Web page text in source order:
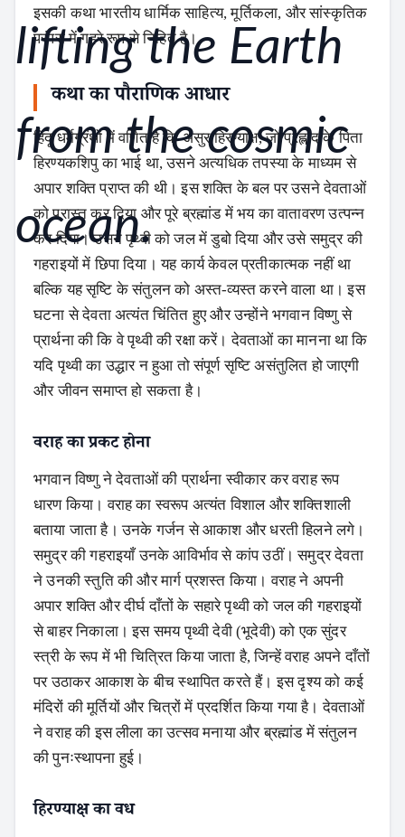
इसकी कथा भारतीय धार्मिक साहित्य, मूर्तिकला, और सांस्कृतिक
परंपरा में गहरे रूप से निहित है।
कथा का पौराणिक आधार
हिंदू धर्मग्रंथों में वर्णित है कि असुर हिरण्याक्ष, जो प्रह्लाद के पिता
हिरण्यकशिपु का भाई था, उसने अत्यधिक तपस्या के माध्यम से
अपार शक्ति प्राप्त की थी। इस शक्ति के बल पर उसने देवताओं
को परास्त कर दिया और पूरे ब्रह्मांड में भय का वातावरण उत्पन्न
कर दिया। उसने पृथ्वी को जल में डुबो दिया और उसे समुद्र की
गहराइयों में छिपा दिया। यह कार्य केवल प्रतीकात्मक नहीं था
बल्कि यह सृष्टि के संतुलन को अस्त-व्यस्त करने वाला था। इस
घटना से देवता अत्यंत चिंतित हुए और उन्होंने भगवान विष्णु से
प्रार्थना की कि वे पृथ्वी की रक्षा करें। देवताओं का मानना था कि
यदि पृथ्वी का उद्धार न हुआ तो संपूर्ण सृष्टि असंतुलित हो जाएगी
और जीवन समाप्त हो सकता है।
वराह का प्रकट होना
भगवान विष्णु ने देवताओं की प्रार्थना स्वीकार कर वराह रूप
धारण किया। वराह का स्वरूप अत्यंत विशाल और शक्तिशाली
बताया जाता है। उनके गर्जन से आकाश और धरती हिलने लगे।
समुद्र की गहराइयाँ उनके आविर्भाव से कांप उठीं। समुद्र देवता
ने उनकी स्तुति की और मार्ग प्रशस्त किया। वराह ने अपनी
अपार शक्ति और दीर्घ दाँतों के सहारे पृथ्वी को जल की गहराइयों
से बाहर निकाला। इस समय पृथ्वी देवी (भूदेवी) को एक सुंदर
स्त्री के रूप में भी चित्रित किया जाता है, जिन्हें वराह अपने दाँतों
पर उठाकर आकाश के बीच स्थापित करते हैं। इस दृश्य को कई
मंदिरों की मूर्तियों और चित्रों में प्रदर्शित किया गया है। देवताओं
ने वराह की इस लीला का उत्सव मनाया और ब्रह्मांड में संतुलन
की पुनःस्थापना हुई।
हिरण्याक्ष का वध